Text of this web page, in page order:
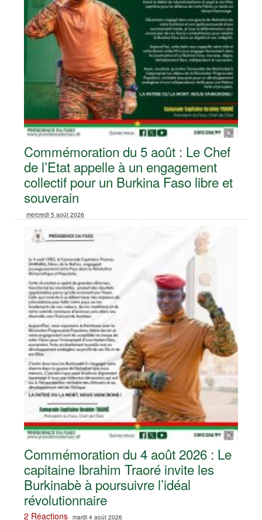
Commémoration du 5 août : Le Chef
de l’Etat appelle à un engagement
collectif pour un Burkina Faso libre et
souverain
mercredi 5 août 2026
Commémoration du 4 août 2026 : Le
capitaine Ibrahim Traoré invite les
Burkinabè à poursuivre l’idéal
révolutionnaire ‎
2 Réactions mardi 4 août 2026